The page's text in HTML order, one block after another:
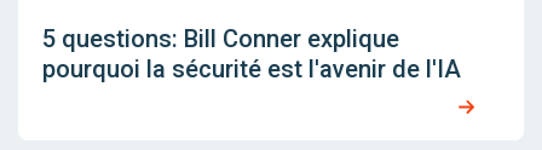
5 questions: Bill Conner explique
pourquoi la sécurité est l'avenir de l'IA